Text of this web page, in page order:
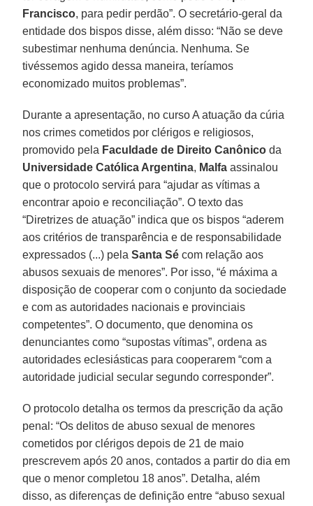
Francisco, para pedir perdão”. O secretário-geral da
entidade dos bispos disse, além disso: “Não se deve
subestimar nenhuma denúncia. Nenhuma. Se
tivéssemos agido dessa maneira, teríamos
economizado muitos problemas”.
Durante a apresentação, no curso A atuação da cúria
nos crimes cometidos por clérigos e religiosos,
promovido pela Faculdade de Direito Canônico da
Universidade Católica Argentina, Malfa assinalou
que o protocolo servirá para “ajudar as vítimas a
encontrar apoio e reconciliação”. O texto das
“Diretrizes de atuação” indica que os bispos “aderem
aos critérios de transparência e de responsabilidade
expressados (...) pelaSanta Sé com relação aos
abusos sexuais de menores”. Por isso, “é máxima a
disposição de cooperar com o conjunto da sociedade
e com as autoridades nacionais e provinciais
competentes”. O documento, que denomina os
denunciantes como “supostas vítimas”, ordena as
autoridades eclesiásticas para cooperarem “com a
autoridade judicial secular segundo corresponder”.
O protocolo detalha os termos da prescrição da ação
penal: “Os delitos de abuso sexual de menores
cometidos por clérigos depois de 21 de maio
prescrevem após 20 anos, contados a partir do dia em
que o menor completou 18 anos”. Detalha, além
disso, as diferenças de definição entre “abuso sexual